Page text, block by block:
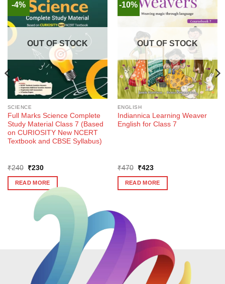
-4%
OUT OF STOCK
SCIENCE
Full Marks Science Complete
Study Material Class 7 (Based
on CURIOSITY New NCERT
Textbook and CBSE Syllabus)
₹240
Original
was:
₹240.
₹230Current
is:
₹230.
READ MORE
-10%
OUT OF STOCK
ENGLISH
Indiannica Learning Weaver
English for Class 7
₹470
Original
was:
₹470.
₹423Current
is:
₹423.
READ MORE